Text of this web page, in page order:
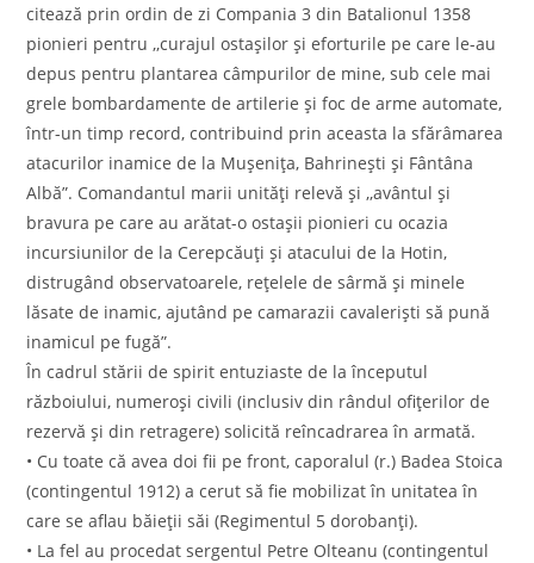
citează prin ordin de zi Compania 3 din Batalionul 1358
pionieri pentru ,,curajul ostaşilor şi eforturile pe care le-au
depus pentru plantarea câmpurilor de mine, sub cele mai
grele bombardamente de artilerie şi foc de arme automate,
într-un timp record, contribuind prin aceasta la sfărâmarea
atacurilor inamice de la Muşeniţa, Bahrineşti şi Fântâna
Albă”. Comandantul marii unităţi relevă şi ,,avântul şi
bravura pe care au arătat-o ostaşii pionieri cu ocazia
incursiunilor de la Cerepcăuţi şi atacului de la Hotin,
distrugând observatoarele, reţelele de sârmă şi minele
lăsate de inamic, ajutând pe camarazii cavalerişti să pună
inamicul pe fugă”.
În cadrul stării de spirit entuziaste de la începutul
războiului, numeroși civili (inclusiv din rândul ofiţerilor de
rezervă şi din retragere) solicită reîncadrarea în armată.
• Cu toate că avea doi fii pe front, caporalul (r.) Badea Stoica
(contingentul 1912) a cerut să fie mobilizat în unitatea în
care se aflau băieții săi (Regimentul 5 dorobanți).
• La fel au procedat sergentul Petre Olteanu (contingentul